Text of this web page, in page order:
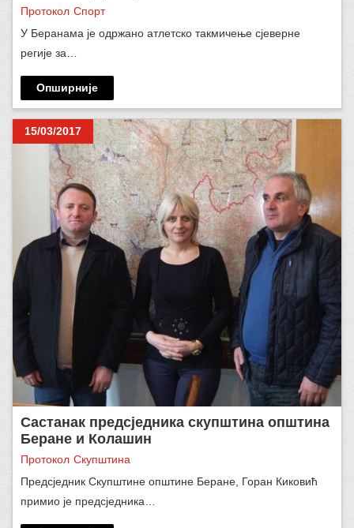
Протокол Спорт
У Беранама је одржано атлетско такмичење сјеверне
регије за…
Опширније
15/03/2017
Састанак предсједника скупштина општина
Беране и Колашин
Протокол Скупштина
Предсједник Скупштине општине Беране, Горан Киковић
примио je предсједника…